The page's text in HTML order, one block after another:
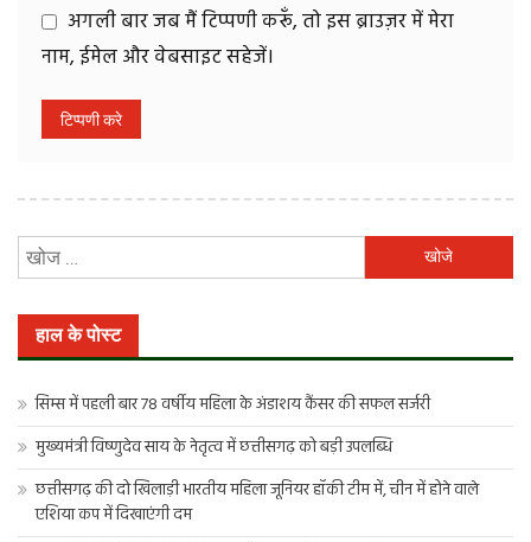
अगली बार जब मैं टिप्पणी करूँ, तो इस ब्राउज़र में मेरा
नाम, ईमेल और वेबसाइट सहेजें।
को
हाल के पोस्ट
सिम्स में पहली बार 78 वर्षीय महिला के अंडाशय कैंसर की सफल सर्जरी
मुख्यमंत्री विष्णुदेव साय के नेतृत्व में छत्तीसगढ़ को बड़ी उपलब्धि
छत्तीसगढ़ की दो खिलाड़ी भारतीय महिला जूनियर हॉकी टीम में, चीन में होने वाले
एशिया कप में दिखाएंगी दम